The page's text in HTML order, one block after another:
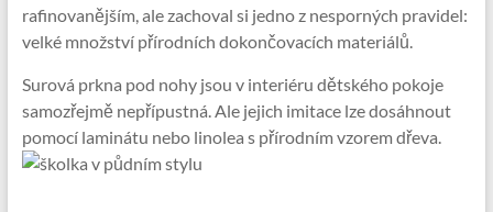
rafinovanějším, ale zachoval si jedno z nesporných pravidel:
velké množství přírodních dokončovacích materiálů.
Surová prkna pod nohy jsou v interiéru dětského pokoje
samozřejmě nepřípustná. Ale jejich imitace lze dosáhnout
pomocí laminátu nebo linolea s přírodním vzorem dřeva.